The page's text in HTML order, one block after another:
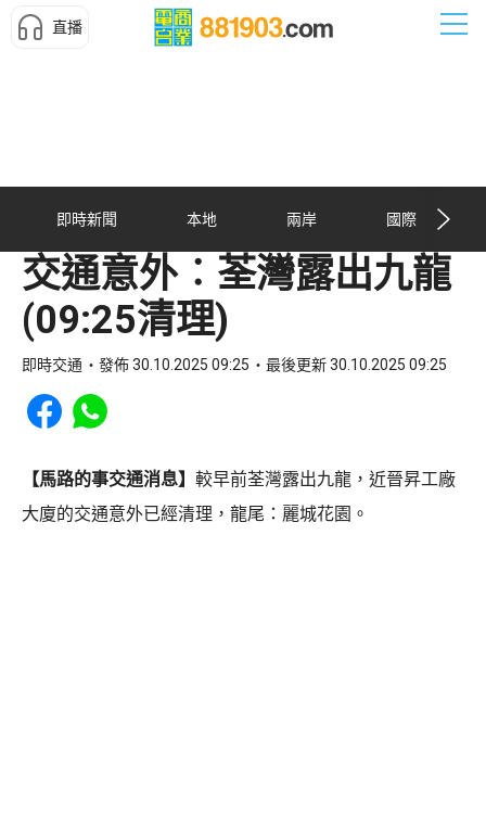
直播
即時新聞 本地 兩岸 國際
交通意外︰荃灣露出九龍
(09:25清理)
即時交通 發佈 30.10.2025 09:25 最後更新 30.10.2025 09:25
Share to Facebook
Share to WhatsApp
【馬路的事交通消息】 較早前荃灣露出九龍，近晉昇工廠
大廈的交通意外已經清理，龍尾：麗城花園。